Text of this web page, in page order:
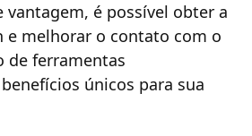
vantagem, é possível obter a
e melhorar o contato com o
de ferramentas
únicos para sua